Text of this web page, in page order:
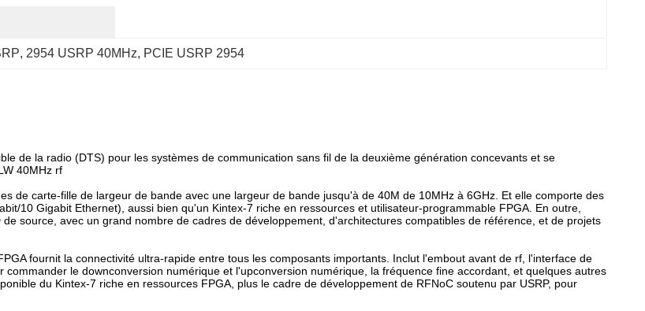
, 2954 USRP 40MHz, PCIE USRP 2954
de la radio (DTS) pour les systèmes de communication sans fil de la deuxième génération concevants et se
40MHz rf
de carte-fille de largeur de bande avec une largeur de bande jusqu'à de 40M de 10MHz à 6GHz. Et elle comporte des
10 Gigabit Ethernet), aussi bien qu'un Kintex-7 riche en ressources et utilisateur-programmable FPGA. En outre,
source, avec un grand nombre de cadres de développement, d'architectures compatibles de référence, et de projets
fournit la connectivité ultra-rapide entre tous les composants importants. Inclut l'embout avant de rf, l'interface de
le downconversion numérique et l'upconversion numérique, la fréquence fine accordant, et quelques autres
du Kintex-7 riche en ressources FPGA, plus le cadre de développement de RFNoC soutenu par USRP, pour